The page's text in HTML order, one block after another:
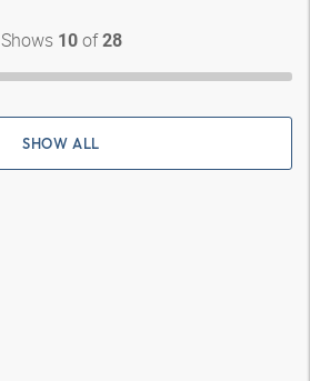
Shows 10of28
SHOW ALL